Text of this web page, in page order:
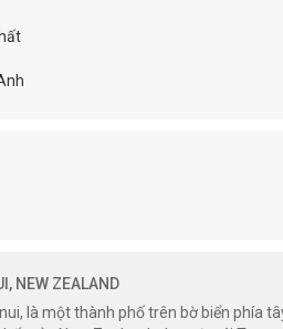
NEW ZEALAND
là một thành phố trên bờ biển phía